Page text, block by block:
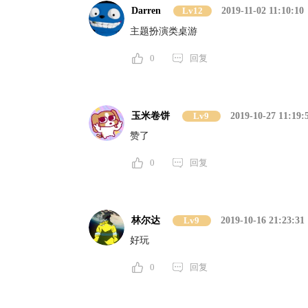
Darren Lv12
2019-11-02 11:10:10
主题扮演类桌游
0 回复
玉米卷饼 Lv9
2019-10-27
赞了
0 回复
林尔达 Lv9
2019-10-16 21:23:31
好玩
0 回复